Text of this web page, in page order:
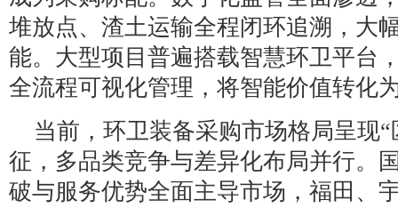
堆放点、渣土运输全程闭环追溯，大
能。大型项目普遍搭载智慧环卫平台
全流程可视化管理，将智能价值转化
当前，环卫装备采购市场格局呈现
征，多品类竞争与差异化布局并行。
破与服务优势全面主导市场，福田、